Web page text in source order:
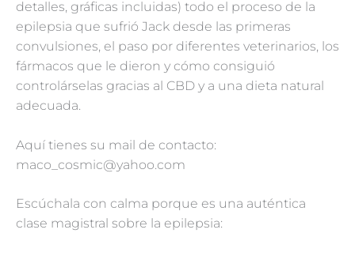
detalles, gráficas incluidas) todo el proceso de la
epilepsia que sufrió Jack desde las primeras
convulsiones, el paso por diferentes veterinarios, los
fármacos que le dieron y cómo consiguió
controlárselas gracias al CBD y a una dieta natural
adecuada.
Aquí tienes su mail de contacto:
maco_cosmic@yahoo.com
Escúchala con calma porque es una auténtica
clase magistral sobre la epilepsia: